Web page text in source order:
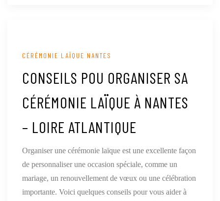
CÉRÉMONIE LAÏQUE NANTES
CONSEILS POU ORGANISER SA
CÉRÉMONIE LAÏQUE À NANTES
– LOIRE ATLANTIQUE
Organiser une cérémonie laïque est une excellente façon
de personnaliser une occasion spéciale, comme un
mariage, un renouvellement de vœux ou une célébration
importante. Voici quelques conseils pour vous aider à